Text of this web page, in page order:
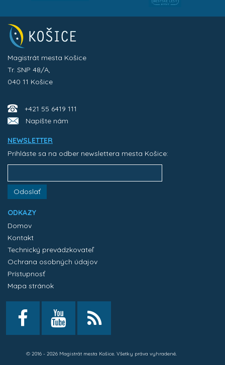
Magistrát mesta Košice
Tr. SNP 48/A,
040 11 Košice
+421 55 6419 111
Napíšte nám
NEWSLETTER
Prihláste sa na odber newslettera mesta Košice:
Odoslať
ODKAZY
Domov
Kontakt
Technický prevádzkovateľ
Ochrana osobných údajov
Prístupnosť
Mapa stránok
© 2016 - 2026 Magistrát mesta Košice. Všetky práva vyhradené.